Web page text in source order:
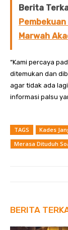
Berita
Marwah
“Kami percaya
ditemukan dan
agar tidak ada
informasi palsu
TAGS
Kades
Merasa Dituduh
BERITA